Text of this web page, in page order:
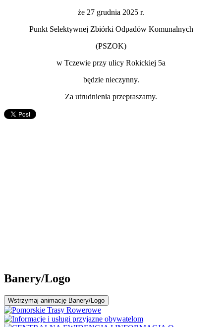
że 27 grudnia 2025 r.
Punkt Selektywnej Zbiórki Odpadów Komunalnych
(PSZOK)
w Tczewie przy ulicy Rokickiej 5a
będzie nieczynny.
Za utrudnienia przepraszamy.
Banery/Logo
Wstrzymaj animację Banery/Logo